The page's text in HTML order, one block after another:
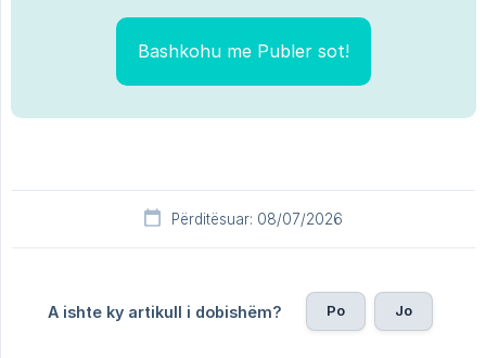
Bashkohu me Publer sot!
Përditësuar: 08/07/2026
A ishte ky artikull i dobishëm? Po Jo